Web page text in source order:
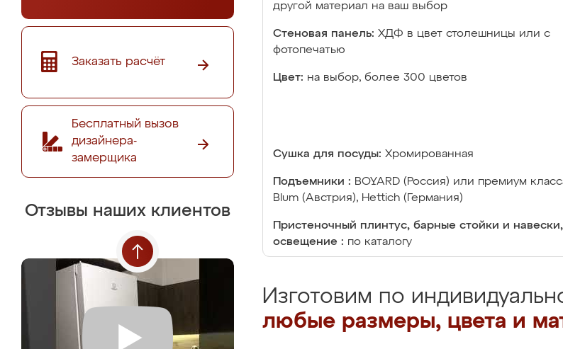
Заказать расчёт
Бесплатный вызов
дизайнера-
замерщика
Отзывы наших клиентов
другой материал на ваш выбор
Стеновая панель: ХДФ в цвет столешницы или с
фотопечатью
Цвет: на выбор, более 300 цветов
Сушка для посуды: Хромированная
Подъемники : BOYARD (Россия) или премиум
Blum (Австрия), Hettich (Германия)
Пристеночный плинтус, барные стойки и навески,
освещение : по каталогу
Изготовим по
любые размеры, цвета и